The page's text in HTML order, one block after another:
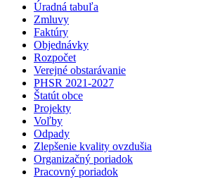
Úradná tabuľa
Zmluvy
Faktúry
Objednávky
Rozpočet
Verejné obstarávanie
PHSR 2021-2027
Štatút obce
Projekty
Voľby
Odpady
Zlepšenie kvality ovzdušia
Organizačný poriadok
Pracovný poriadok